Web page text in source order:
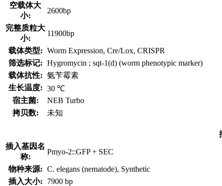
空载体大
小:
2600bp
完整质粒大
小:
11900bp
载体类型: Worm Expression, Cre/Lox, CRISPR
筛选标记: Hygromycin ; sqt-1(d) (worm phenotypic marker)
载体抗性: 氨苄霉素
生长温度: 30 ℃
宿主菌:
NEB Turbo
拷贝数:
未知
插入基因名
称:
Pmyo-2::GFP + SEC
物种来源: C. elegans (nematode), Synthetic
插入大小:
7900 bp